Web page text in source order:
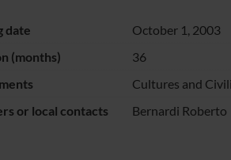
date
October 1, 2003
(months)
36
Cultures and
or local contacts
Bernardi Roberto